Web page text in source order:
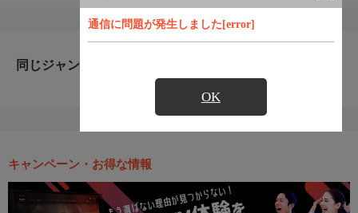
通信に問題が発生しました[error]
OK
同じジャンルのおすすめ番組
キャンペーン・お得な情報